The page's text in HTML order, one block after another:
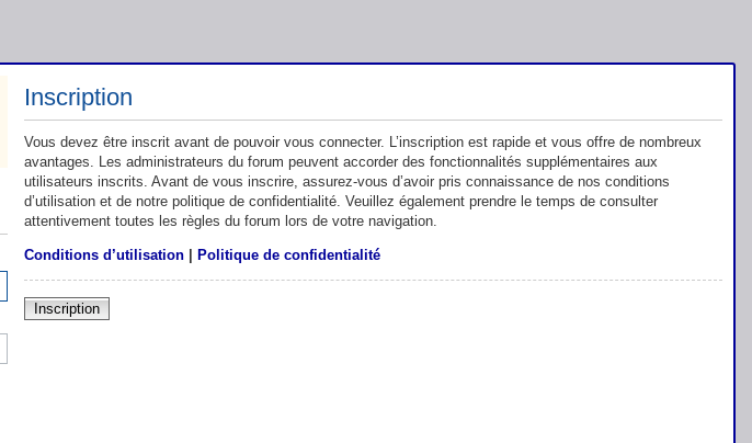
Inscription
Vous devez être inscrit avant de pouvoir vous connecter. L’inscription est rapide et vous offre de nombreux
avantages. Les administrateurs du forum peuvent accorder des fonctionnalités supplémentaires aux
utilisateurs inscrits. Avant de vous inscrire, assurez-vous d’avoir pris connaissance de nos conditions
d’utilisation et de notre politique de confidentialité. Veuillez également prendre le temps de consulter
attentivement toutes les règles du forum lors de votre navigation.
Conditions d’utilisation| Politique de confidentialité
Inscription